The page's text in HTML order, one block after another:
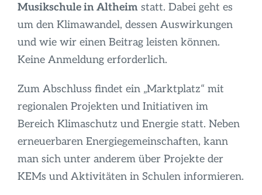
Musikschule in Altheimstatt. Dabei geht es
um den Klimawandel, dessen Auswirkungen
und wie wir einen Beitrag leisten können.
Keine Anmeldung erforderlich.
Zum Abschluss findet ein „Marktplatz“ mit
regionalen Projekten und Initiativen im
Bereich Klimaschutz und Energie statt. Neben
erneuerbaren Energiegemeinschaften, kann
man sich unter anderem über Projekte der
KEMs und Aktivitäten in Schulen informieren.